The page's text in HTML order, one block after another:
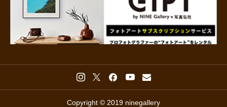
Copyright © 2019 ninegallery